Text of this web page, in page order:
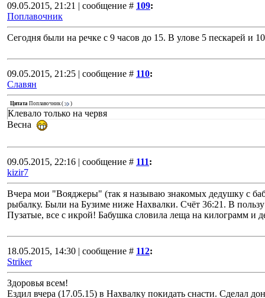
09.05.2015, 21:21 | сообщение # 109:
Поплавочник
Сегодня были на речке с 9 часов до 15. В улове 5 пескарей и
09.05.2015, 21:25 | сообщение # 110:
Славян
Цитата Поплавочник( )
Клевало только на червя
Весна
09.05.2015, 22:16 | сообщение # 111:
kizir7
Вчера мои "Вояджеры" (так я называю знакомых дедушку с
рыбалку. Были на Бузиме ниже Нахвалки. Счёт 36:21. В
Пузатые, все с икрой! Бабушка словила леща на килограмм и
18.05.2015, 14:30 | сообщение # 112:
Striker
Здоровья всем!
Ездил вчера (17.05.15) в Нахвалку покидать снасти. Сделал